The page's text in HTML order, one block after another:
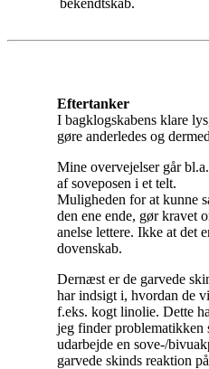
bekendtskab.
Eftertanker
I bagklogskabens klare
gøre anderledes og
Mine overvejelser går
af soveposen i et telt.
Muligheden for at kunne
den ene ende, gør kravet
anelse lettere. Ikke at det
dovenskab.
Dernæst er de garvede
har indsigt i, hvordan de
f.eks. kogt linolie. Dette
jeg finder problematikken
udarbejde en sove-/
garvede skinds reaktion